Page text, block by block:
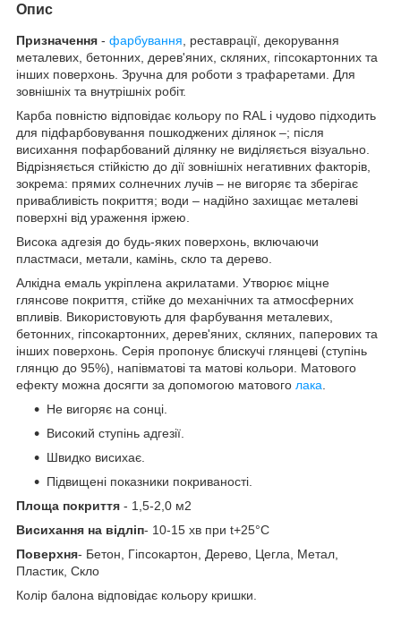
Опис
Призначення - фарбування , реставрації, декорування
металевих, бетонних, дерев'яних, скляних, гіпсокартонних та
інших поверхонь. Зручна для роботи з трафаретами. Для
зовнішніх та внутрішніх робіт.
Карба повністю відповідає кольору по RAL і чудово підходить
для підфарбовування пошкоджених ділянок –; після
висихання пофарбований ділянку не виділяється візуально.
Відрізняється стійкістю до дії зовнішніх негативних факторів,
зокрема: прямих солнечних лучів – не вигоряє та зберігає
привабливість покриття; води – надійно захищає металеві
поверхні від ураження іржею.
Висока адгезія до будь-яких поверхонь, включаючи
пластмаси, метали, камінь, скло та дерево.
Алкідна емаль укріплена акрилатами. Утворює міцне
глянсове покриття, стійке до механічних та атмосферних
впливів. Використовують для фарбування металевих,
бетонних, гіпсокартонних, дерев'яних, скляних, паперових та
інших поверхонь. Серія пропонує блискучі глянцеві (ступінь
глянцю до 95%), напівматові та матові кольори. Матового
ефекту можна досягти за допомогою матового лака
Не вигоряє на сонці.
Високий ступінь адгезії.
Швидко висихає.
Підвищені показники покриваності.
Площа покриття - 1,5-2,0 м2
Висихання на відліп- 10-15 хв при t+25°С
Поверхня- Бетон, Гіпсокартон, Дерево, Цегла, Метал,
Пластик, Скло
Колір балона відповідає кольору кришки.